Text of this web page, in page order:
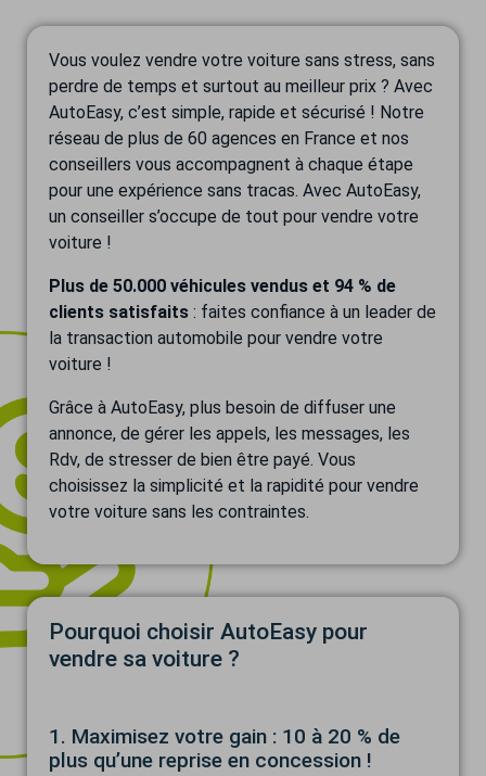
Vous voulez vendre votre voiture sans stress, sans
perdre de temps et surtout au meilleur prix ? Avec
AutoEasy, c’est simple, rapide et sécurisé ! Notre
réseau de plus de 60 agences en France et nos
conseillers vous accompagnent à chaque étape
pour une expérience sans tracas. Avec AutoEasy,
un conseiller s’occupe de tout pour vendre votre
voiture !
Plus de 50.000 véhicules vendus et 94 % de
clients satisfaits : faites confiance à un leader de
la transaction automobile pour vendre votre
voiture !
Grâce à AutoEasy, plus besoin de diffuser une
annonce, de gérer les appels, les messages, les
Rdv, de stresser de bien être payé. Vous
choisissez la simplicité et la rapidité pour vendre
votre voiture sans les contraintes.
Pourquoi choisir AutoEasy pour
vendre sa voiture ?
1. Maximisez votre gain : 10 à 20 % de
plus qu’une reprise en concession !